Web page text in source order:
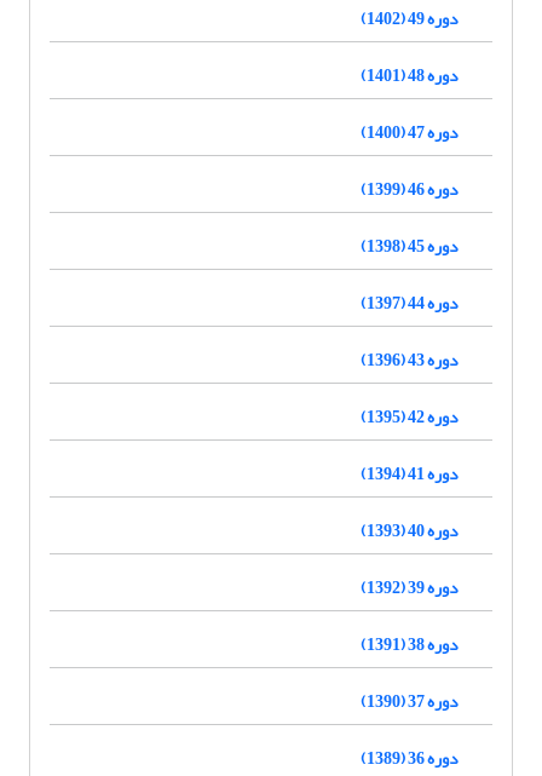
دوره 49 (1402)
دوره 48 (1401)
دوره 47 (1400)
دوره 46 (1399)
دوره 45 (1398)
دوره 44 (1397)
دوره 43 (1396)
دوره 42 (1395)
دوره 41 (1394)
دوره 40 (1393)
دوره 39 (1392)
دوره 38 (1391)
دوره 37 (1390)
دوره 36 (1389)